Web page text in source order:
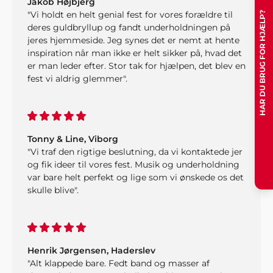
"Vi holdt en helt genial fest for vores forældre til
deres guldbryllup og fandt underholdningen på
jeres hjemmeside. Jeg synes det er nemt at hente
inspiration når man ikke er helt sikker på, hvad det
er man leder efter. Stor tak for hjælpen, det blev en
fest vi aldrig glemmer".
Tonny & Line, Viborg
"Vi traf den rigtige beslutning, da vi kontaktede jer
og fik ideer til vores fest. Musik og underholdning
var bare helt perfekt og lige som vi ønskede os det
skulle blive".
Henrik Jørgensen, Haderslev
"Alt klappede bare. Fedt band og masser af
HAR DU BRUG FOR HJÆLP?